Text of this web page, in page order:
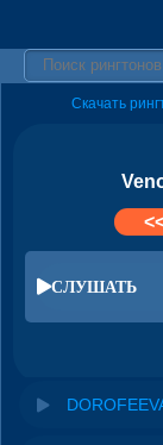
Скачать
СЛУШАТЬ